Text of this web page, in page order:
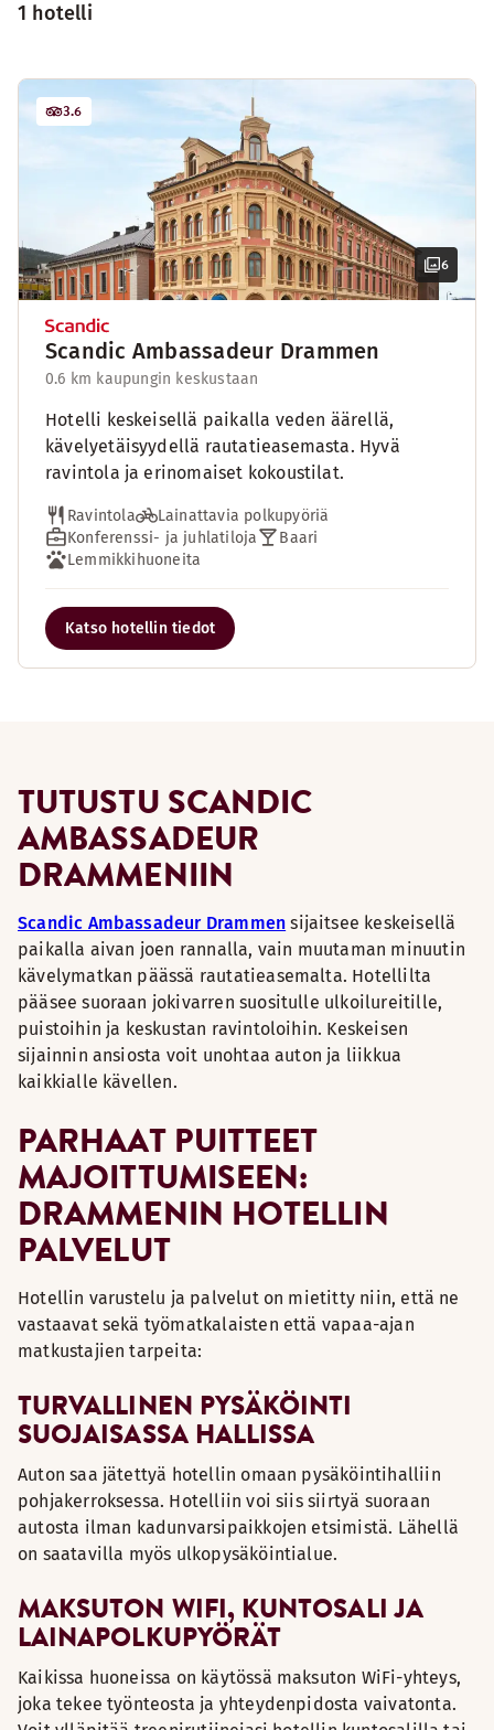
1 hotelli
6
3.6
Scandic Ambassadeur Drammen
0.6 km kaupungin keskustaan
Hotelli keskeisellä paikalla veden äärellä,
kävelyetäisyydellä rautatieasemasta. Hyvä
ravintola ja erinomaiset kokoustilat.
Ravintola
Lainattavia polkupyöriä
Konferenssi- ja juhlatiloja
Baari
Lemmikkihuoneita
Katso hotellin tiedot
TUTUSTU SCANDIC
AMBASSADEUR
DRAMMENIIN
Scandic Ambassadeur Drammen sijaitsee keskeisellä
paikalla aivan joen rannalla, vain muutaman minuutin
kävelymatkan päässä rautatieasemalta. Hotellilta
pääsee suoraan jokivarren suositulle ulkoilureitille,
puistoihin ja keskustan ravintoloihin. Keskeisen
sijainnin ansiosta voit unohtaa auton ja liikkua
kaikkialle kävellen.
PARHAAT PUITTEET
MAJOITTUMISEEN:
DRAMMENIN HOTELLIN
PALVELUT
Hotellin varustelu ja palvelut on mietitty niin, että ne
vastaavat sekä työmatkalaisten että vapaa-ajan
matkustajien tarpeita:
TURVALLINEN PYSÄKÖINTI
SUOJAISASSA HALLISSA
Auton saa jätettyä hotellin omaan pysäköintihalliin
pohjakerroksessa. Hotelliin voi siis siirtyä suoraan
autosta ilman kadunvarsipaikkojen etsimistä. Lähellä
on saatavilla myös ulkopysäköintialue.
MAKSUTON WIFI, KUNTOSALI JA
LAINAPOLKUPYÖRÄT
Kaikissa huoneissa on käytössä maksuton WiFi-yhteys,
joka tekee työnteosta ja yhteydenpidosta vaivatonta.